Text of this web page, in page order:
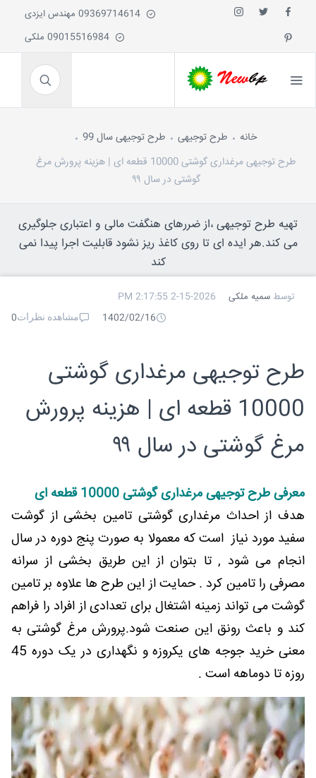
خانه طرح توجیهی
طرح توجیهی سال 99
طرح توجیهی مرغداری گوشتی 10000 قطعه ای | هزینه پرورش مرغ
گوشتی در سال ۹۹
تهیه طرح توجیهی ،از ضررهای هنگفت مالی و اعتباری جلوگیری
می کند.هر ایده ای تا روی کاغذ ریز نشود قابلیت اجرا پیدا نمی
کند
توسط سمیه ملکی
2-15-2026 2:17:55 PM
1402/02/16
مشاهده نظرات0
طرح توجیهی مرغداری گوشتی
10000 قطعه ای | هزینه پرورش
مرغ گوشتی در سال ۹۹
معرفی طرح توجیهی مرغداری گوشتی 10000 قطعه ای
هدف از احداث مرغداری گوشتی تامین بخشی از گوشت
سفید مورد نیاز است که معمولا به صورت پنج دوره در سال
انجام می شود , تا بتوان از این طریق بخشی از سرانه
مصرفی را تامین کرد . حمایت از این طرح ها علاوه بر تامین
گوشت می تواند زمینه اشتغال برای تعدادی از افراد را فراهم
کند و باعث رونق این صنعت شود.پرورش مرغ گوشتی به
معنی خرید جوجه های یکروزه و نگهداری در یک دوره 45
روزه تا دوماهه است .